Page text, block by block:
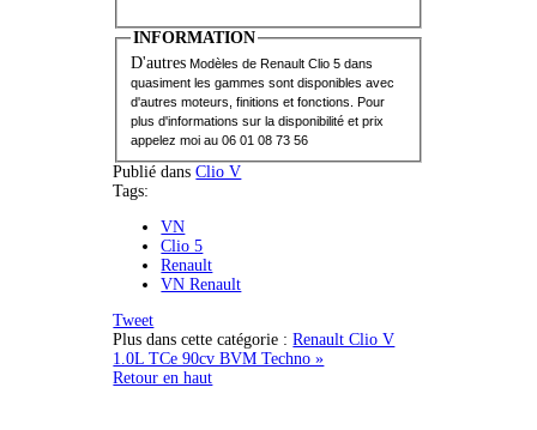
INFORMATION
D'autresModèles de Renault Clio 5 dans
quasiment les gammes sont disponibles avec
d'autres moteurs, finitions et fonctions. Pour
plus d'informations sur la disponibilité et prix
appelez moi au 06 01 08 73 56
Publié dans Clio V
Tags:
VN
Clio 5
Renault
VN Renault
Tweet
Plus dans cette catégorie :Renault Clio V
1.0L TCe 90cv BVM Techno »
Retour en haut